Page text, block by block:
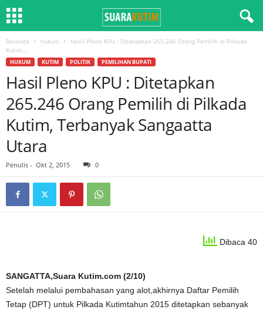
Beranda hukum
Hasil Pleno KPU : Ditetapkan 265.246 Orang Pemilih di Pilkada
Kutim,...
HUKUM KUTIM POLITIK PEMILIHAN BUPATI
Hasil Pleno KPU : Ditetapkan
265.246 Orang Pemilih di Pilkada
Kutim, Terbanyak Sangaatta
Utara
Penulis - Okt 2, 2015 0
Dibaca 40
SANGATTA,Suara Kutim.com (2/10)
Setelah melalui pembahasan yang alot,akhirnya Daftar Pemilih
Tetap (DPT) untuk Pilkada Kutimtahun 2015 ditetapkan sebanyak